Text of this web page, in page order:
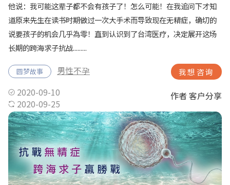
他说：我可能这辈子都不会有孩子了！怎么可能！在我追问下才知
道原来先生在读书时期做过一次大手术而导致现在无精症，确切的
说要孩子的机会几乎為零！直到认识到了台湾医疗，决定展开这场
长期的跨海求子抗战.........
圆梦故事 男性不孕 我想咨询
2020-09-10
2020-09-25
作者 客户分享